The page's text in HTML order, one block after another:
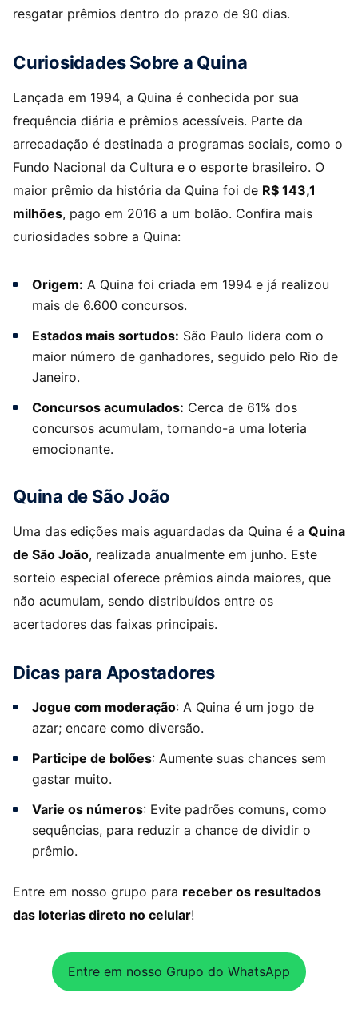
resgatar prêmios dentro do prazo de 90 dias.
Curiosidades Sobre a Quina
Lançada em 1994, a Quina é conhecida por sua
frequência diária e prêmios acessíveis. Parte da
arrecadação é destinada a programas sociais, como o
Fundo Nacional da Cultura e o esporte brasileiro. O
maior prêmio da história da Quina foi de R$ 143,1
milhões, pago em 2016 a um bolão. Confira mais
curiosidades sobre a Quina:
Origem: A Quina foi criada em 1994 e já realizou
mais de 6.600 concursos.
Estados mais sortudos: São Paulo lidera com o
maior número de ganhadores, seguido pelo Rio de
Janeiro.
Concursos acumulados: Cerca de 61% dos
concursos acumulam, tornando-a uma loteria
emocionante.
Quina de São João
Uma das edições mais aguardadas da Quina é a Quina
de São João, realizada anualmente em junho. Este
sorteio especial oferece prêmios ainda maiores, que
não acumulam, sendo distribuídos entre os
acertadores das faixas principais.
Dicas para Apostadores
Jogue com moderação: A Quina é um jogo de
azar; encare como diversão.
Participe de bolões: Aumente suas chances sem
gastar muito.
Varie os números: Evite padrões comuns, como
sequências, para reduzir a chance de dividir o
prêmio.
Entre em nosso grupo para receber os resultados
das loterias direto no celular!
Entre em nosso Grupo do WhatsApp